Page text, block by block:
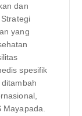
dan
yang
spesifik